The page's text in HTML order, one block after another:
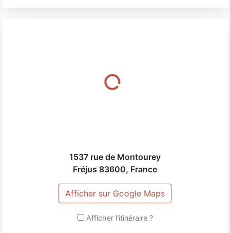
1537 rue de Montourey
Fréjus 83600, France
Afficher sur Google Maps
Afficher l'itinéraire ?